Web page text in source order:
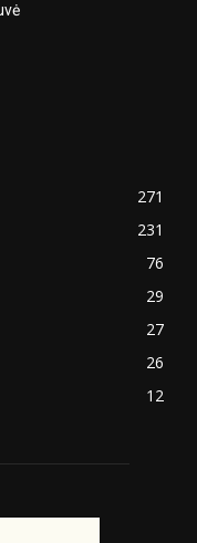
271
231
76
29
27
26
12